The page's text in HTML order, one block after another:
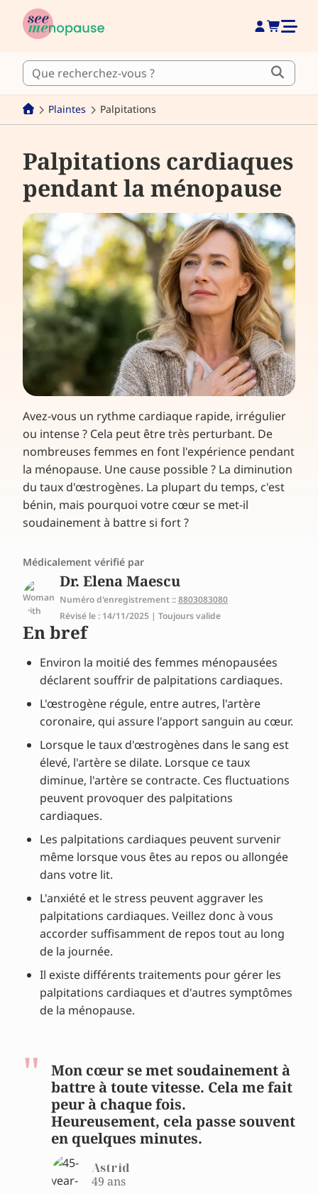
Plaintes Palpitations
Palpitations cardiaques
pendant la ménopause
Avez-vous un rythme cardiaque rapide, irrégulier
ou intense ? Cela peut être très perturbant. De
nombreuses femmes en font l'expérience pendant
la ménopause. Une cause possible ? La diminution
du taux d'œstrogènes. La plupart du temps, c'est
bénin, mais pourquoi votre cœur se met-il
soudainement à battre si fort ?
Médicalement vérifié par
Dr. Elena Maescu
Numéro d'enregistrement ::8803083080
Révisé le : 14/11/2025 | Toujours valide
En bref
Environ la moitié des femmes ménopausées
déclarent souffrir de palpitations cardiaques.
L'œstrogène régule, entre autres, l'artère
coronaire, qui assure l'apport sanguin au cœur.
Lorsque le taux d'œstrogènes dans le sang est
élevé, l'artère se dilate. Lorsque ce taux
diminue, l'artère se contracte. Ces fluctuations
peuvent provoquer des palpitations
cardiaques.
Les palpitations cardiaques peuvent survenir
même lorsque vous êtes au repos ou allongée
dans votre lit.
L'anxiété et le stress peuvent aggraver les
palpitations cardiaques. Veillez donc à vous
accorder suffisamment de repos tout au long
de la journée.
Il existe différents traitements pour gérer les
palpitations cardiaques et d'autres symptômes
de la ménopause.
Mon cœur se met soudainement à
battre à toute vitesse. Cela me fait
peur à chaque fois.
Heureusement, cela passe souvent
en quelques minutes.
Astrid
49 ans